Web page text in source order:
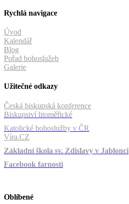
Rychlá navigace
Úvod
Kalendář
Blog
Pořad bohoslužeb
Galerie
Užitečné odkazy
Česká biskupská konference
Biskupství litoměřické
Katolické bohoslužby v ČR
Víra.CZ
Základní škola sv. Zdislavy v Jablonci
Facebook farnosti
Oblíbené